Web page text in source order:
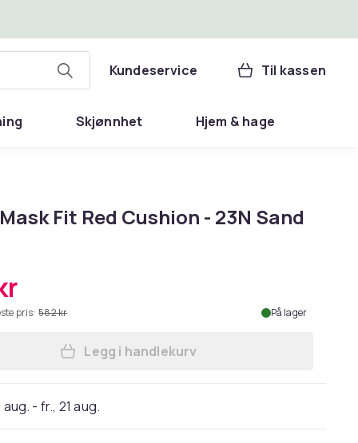
Kundeservice Til kassen
Skjønnhet Hjem & hage
Fit Red Cushion - 23N Sand
pris: 582 kr På lager
Legg TirTir Mask Fit Red Cushion -
Legg i handlekurv
aug. - fr., 21 aug.